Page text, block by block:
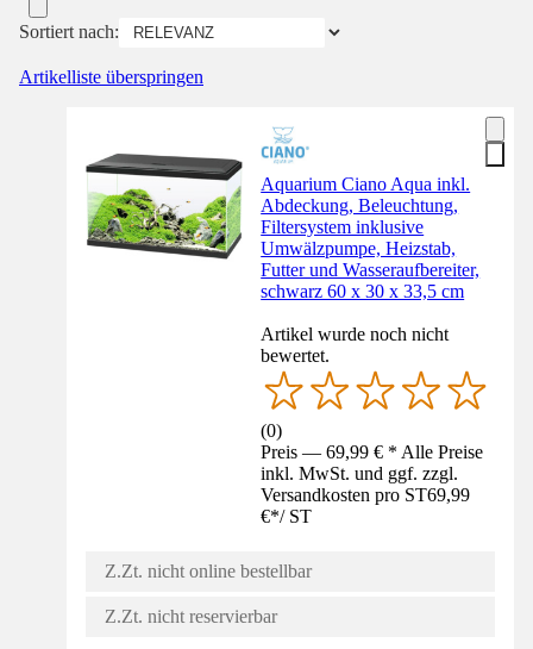
Sortiert nach:
Artikelliste überspringen
Aquarium Ciano Aqua inkl.
Abdeckung, Beleuchtung,
Filtersystem inklusive
Umwälzpumpe, Heizstab,
Futter und Wasseraufbereiter,
schwarz 60 x 30 x 33,5 cm
Artikel wurde noch nicht
bewertet.
(0)
Preis — 69,99 € * Alle Preise
inkl. MwSt. und ggf. zzgl.
Versandkosten pro ST69,99
€*/ ST
Z.Zt. nicht online bestellbar
Z.Zt. nicht reservierbar